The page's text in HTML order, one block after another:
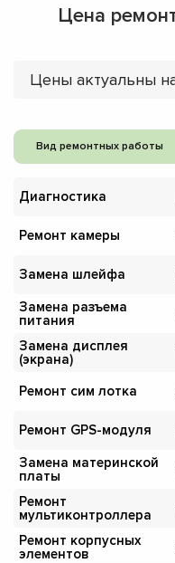
Цена
Цены актуальны
Вид ремонтных работы
Диагностика
Ремонт камеры
Замена шлейфа
Замена разъема
питания
Замена дисплея
(экрана)
Ремонт сим лотка
Ремонт GPS-модуля
Замена материнской
платы
Ремонт
мультиконтроллера
Ремонт корпусных
элементов